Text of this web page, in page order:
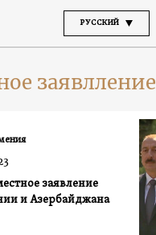
РУССКИЙ
заявлление
заявление
и Азербайджана